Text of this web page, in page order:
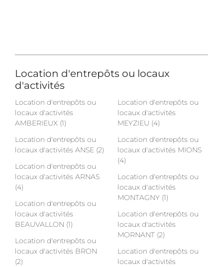
Location d'entrepôts ou locaux
d'activités
Location d'entrepôts ou
locaux d'activités
AMBERIEUX (1)
Location d'entrepôts ou
locaux d'activités ANSE (2)
Location d'entrepôts ou
locaux d'activités ARNAS
(4)
Location d'entrepôts ou
locaux d'activités
BEAUVALLON (1)
Location d'entrepôts ou
locaux d'activités BRON
(2)
Location d'entrepôts ou
locaux d'activités
MEYZIEU (4)
Location d'entrepôts ou
locaux d'activités MIONS
(4)
Location d'entrepôts ou
locaux d'activités
MONTAGNY (1)
Location d'entrepôts ou
locaux d'activités
MORNANT (2)
Location d'entrepôts ou
locaux d'activités